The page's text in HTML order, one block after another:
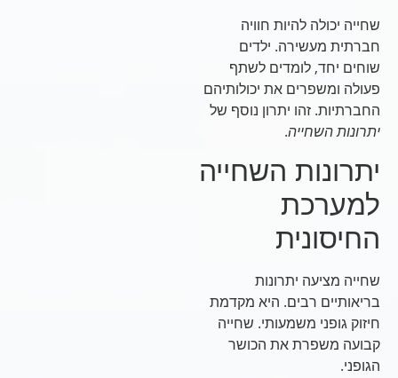
שחייה יכולה להיות חוויה
חברתית מעשירה. ילדים
שוחים יחד, לומדים לשתף
פעולה ומשפרים את יכולותיהם
החברתיות. זהו יתרון נוסף של
יתרונות השחייה.
יתרונות השחייה
למערכת
החיסונית
שחייה מציעה יתרונות
בריאותיים רבים. היא מקדמת
חיזוק גופני משמעותי. שחייה
קבועה משפרת את הכושר
הגופני.